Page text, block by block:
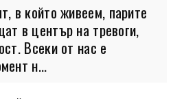
в който живеем, парите
в център на тревоги,
Всеки от нас е
н...